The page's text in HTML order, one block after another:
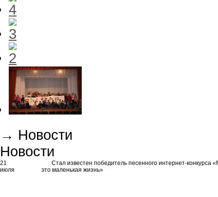
→ Новости
Новости
21
июля
Стал известен победитель песенного интернет-конкурса «
это маленькая жизнь»